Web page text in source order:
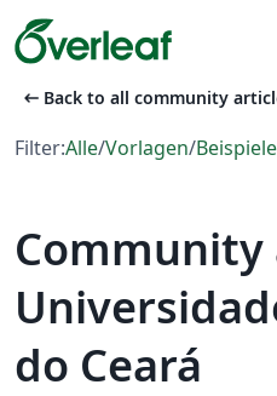
arrow_left_alt Back to all community
Filter:Alle/Vorlagen/Beispiele
do Ceará